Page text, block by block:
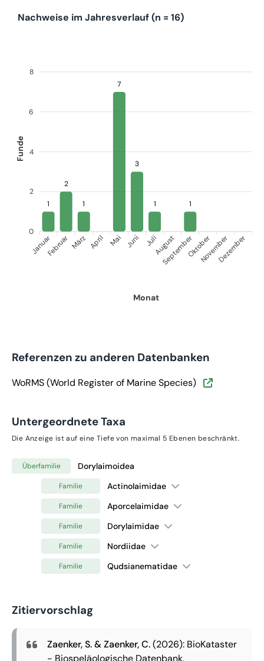
Nachweise im Jahresverlauf (n = 16)
8
6
4
2
0
Funde
1
2
1
7
3
1 1
JanuarFebruar März April Mai Juni JuliAugust
SeptemberOktoberNovemberDezember
Monat
Referenzen zu anderen Datenbanken
WoRMS (World Register of Marine Species)
Untergeordnete Taxa
Die Anzeige ist auf eine Tiefe von maximal 5 Ebenen beschränkt.
Überfamilie Dorylaimoidea
Familie Actinolaimidae
Familie Aporcelaimidae
Familie Dorylaimidae
Familie Nordiidae
Familie Qudsianematidae
Zitiervorschlag
Zaenker, S. & Zaenker, C.(2026): BioKataster
- Biospeläologische Datenbank.